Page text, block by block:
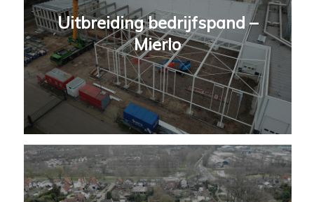
Uitbreiding bedrijfspand –
Mierlo